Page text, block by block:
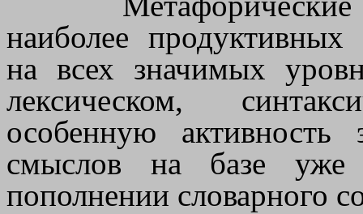
наиболее продуктивных
на всех значимых
лексическом,
особенную
смыслов на базе уже
пополнении словарного